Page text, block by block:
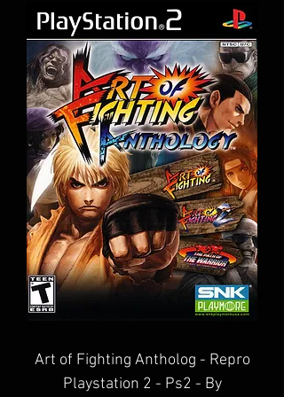
Art of Fighting Antholog - Repro
Playstation 2 - Ps2 - By